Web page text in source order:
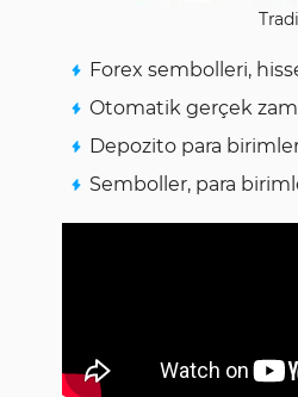
Forex sembolleri,
Otomatik gerçek
Depozito para
Semboller, para